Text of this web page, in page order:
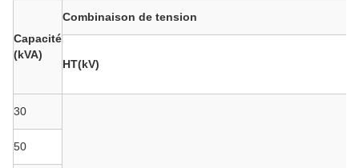
Capacité
(kVA)
Combinaison de tension
HT(kV)
30
50